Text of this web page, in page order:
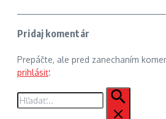
Pridaj komentár
Prepáčte, ale pred zanechaním
prihlásiť.
Hľadať: